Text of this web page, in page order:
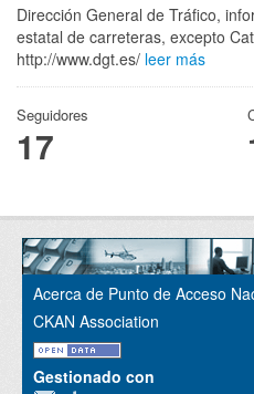
Dirección General de Tráfico,
estatal de carreteras, excepto
http://www.dgt.es/ leer más
Seguidores
17
Acerca de Punto de Acceso
CKAN Association
Gestionado con